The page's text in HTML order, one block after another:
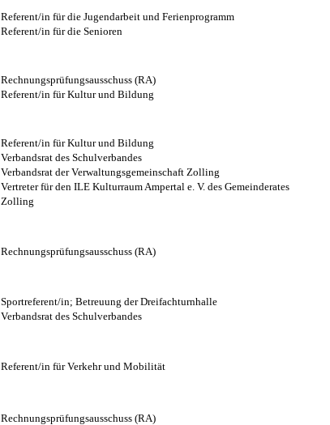
Referent/in für die Jugendarbeit und Ferienprogramm
Referent/in für die Senioren
Rechnungsprüfungsausschuss (RA)
Referent/in für Kultur und Bildung
Referent/in für Kultur und Bildung
Verbandsrat des Schulverbandes
Verbandsrat der Verwaltungsgemeinschaft Zolling
Vertreter für den ILE Kulturraum Ampertal e. V. des Gemeinderates
Zolling
Rechnungsprüfungsausschuss (RA)
Sportreferent/in; Betreuung der Dreifachturnhalle
Verbandsrat des Schulverbandes
Referent/in für Verkehr und Mobilität
Rechnungsprüfungsausschuss (RA)